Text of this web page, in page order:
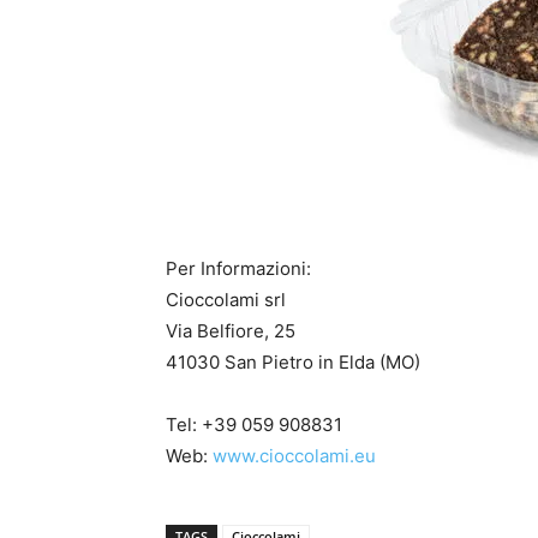
Per Informazioni:
Cioccolami srl
Via Belfiore, 25
41030 San Pietro in Elda (MO)
Tel: +39 059 908831
Web: www.cioccolami.eu